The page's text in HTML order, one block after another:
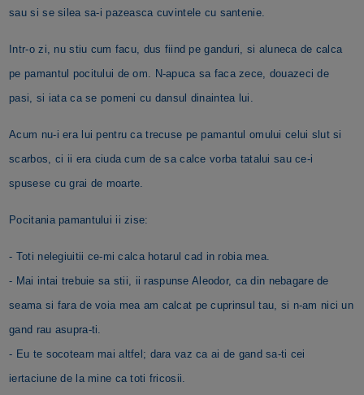
sau si se silea sa-i pazeasca cuvintele cu santenie.
Intr-o zi, nu stiu cum facu, dus fiind pe ganduri, si aluneca de calca
pe pamantul pocitului de om. N-apuca sa faca zece, douazeci de
pasi, si iata ca se pomeni cu dansul dinaintea lui.
Acum nu-i era lui pentru ca trecuse pe pamantul omului celui slut si
scarbos, ci ii era ciuda cum de sa calce vorba tatalui sau ce-i
spusese cu grai de moarte.
Pocitania pamantului ii zise:
- Toti nelegiuitii ce-mi calca hotarul cad in robia mea.
- Mai intai trebuie sa stii, ii raspunse Aleodor, ca din nebagare de
seama si fara de voia mea am calcat pe cuprinsul tau, si n-am nici un
gand rau asupra-ti.
- Eu te socoteam mai altfel; dara vaz ca ai de gand sa-ti cei
iertaciune de la mine ca toti fricosii.